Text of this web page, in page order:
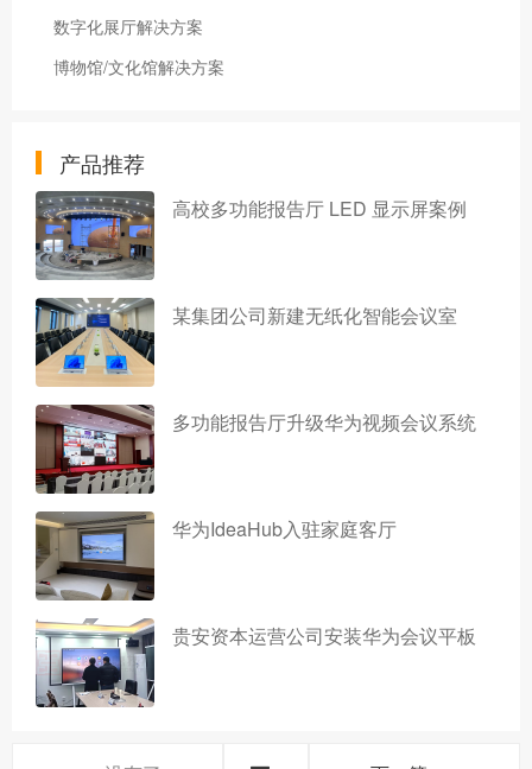
数字化展厅解决方案
博物馆/文化馆解决方案
产品推荐
高校多功能报告厅 LED 显示屏案例
某集团公司新建无纸化智能会议室
多功能报告厅升级华为视频会议系统
华为IdeaHub入驻家庭客厅
贵安资本运营公司安装华为会议平板